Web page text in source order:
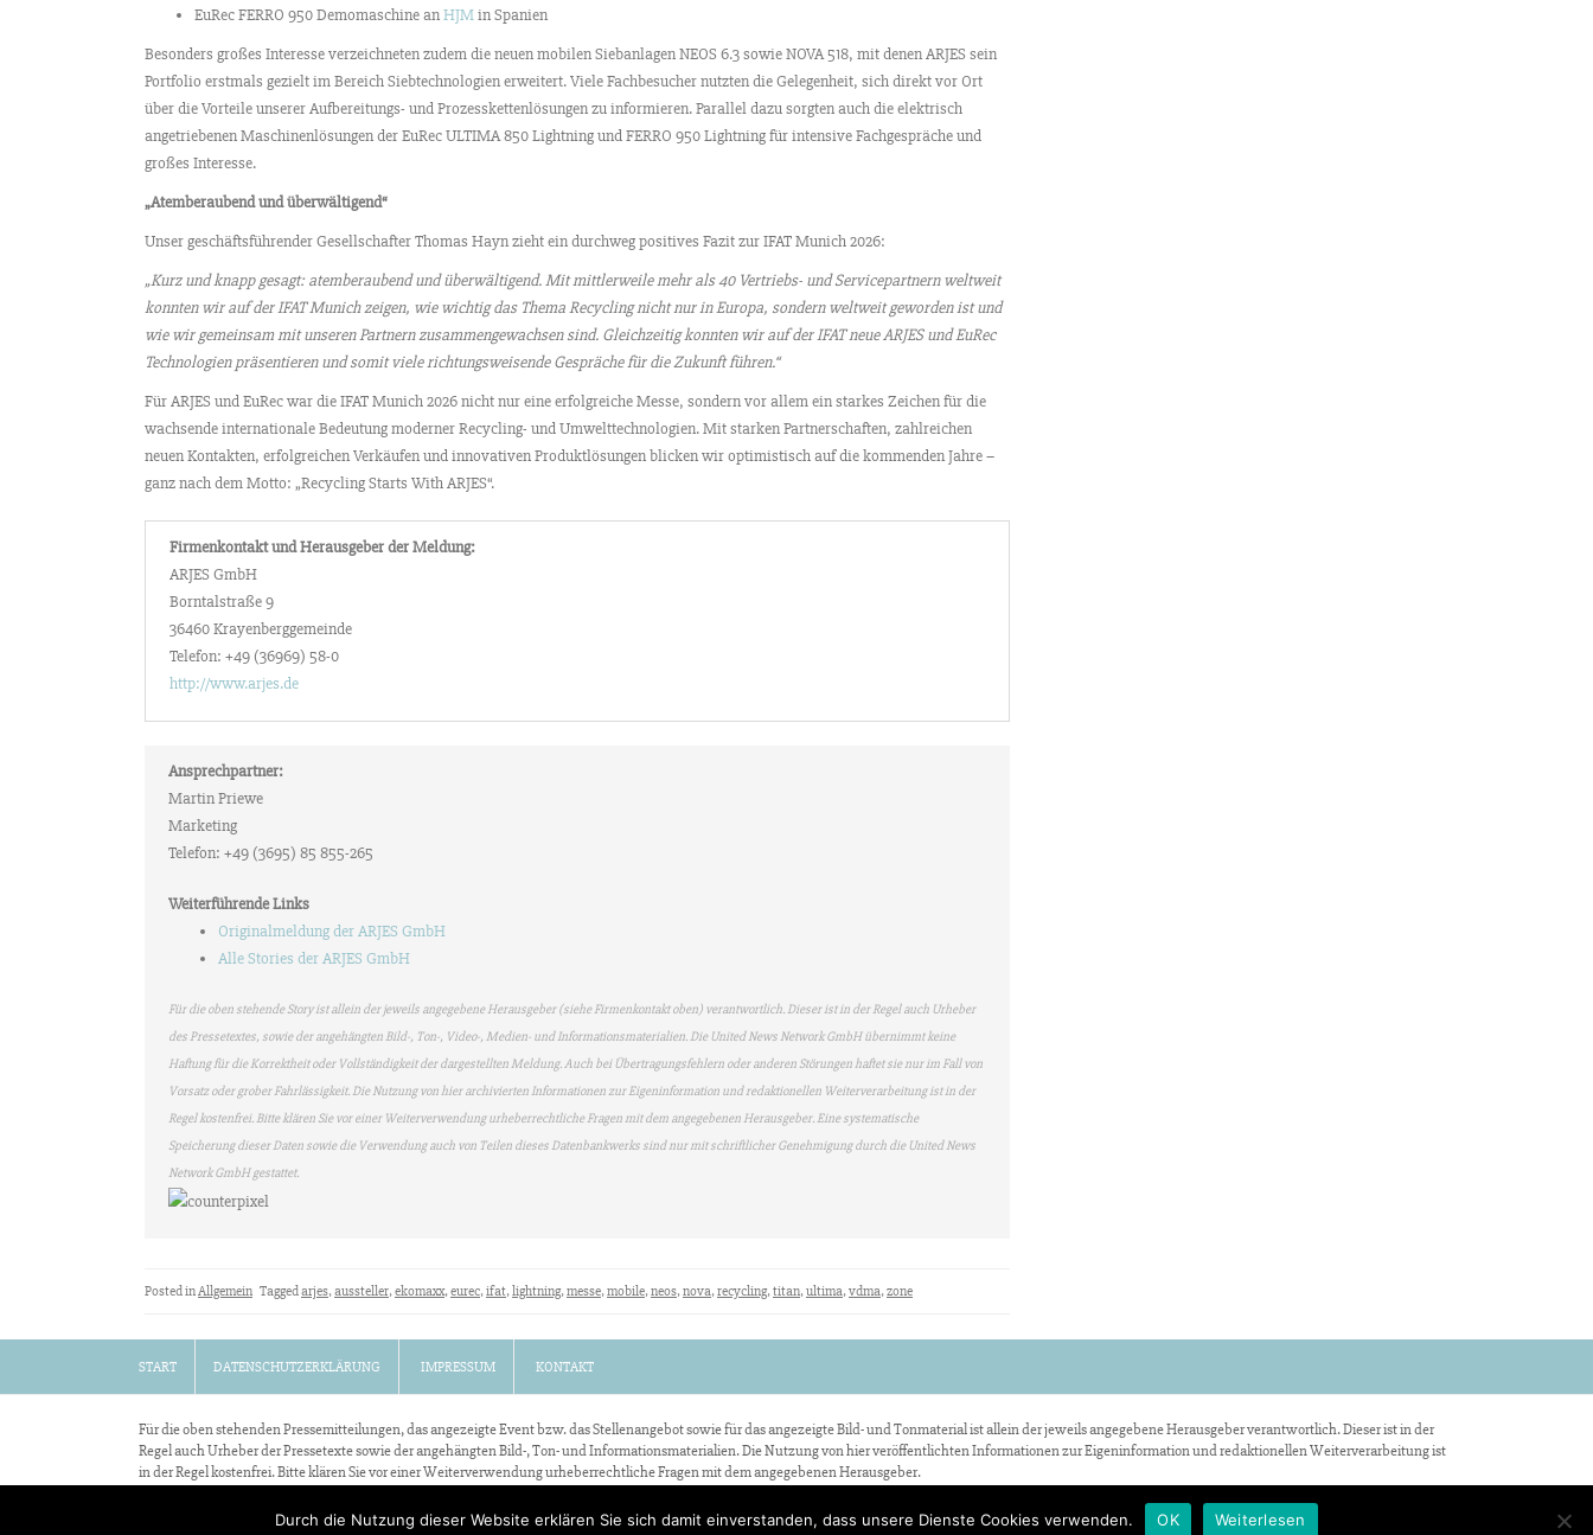
EuRec FERRO 950 Demomaschine anHJMin Spanien
Besonders großes Interesse verzeichneten zudem die neuen mobilen Siebanlagen NEOS 6.3 sowie NOVA 518, mit denen ARJES sein
Portfolio erstmals gezielt im Bereich Siebtechnologien erweitert. Viele Fachbesucher nutzten die Gelegenheit, sich direkt vor Ort
über die Vorteile unserer Aufbereitungs- und Prozesskettenlösungen zu informieren. Parallel dazu sorgten auch die elektrisch
angetriebenen Maschinenlösungen der EuRec ULTIMA 850 Lightning und FERRO 950 Lightning für intensive Fachgespräche und
großes Interesse.
„Atemberaubend und überwältigend“
Unser geschäftsführender Gesellschafter Thomas Hayn zieht ein durchweg positives Fazit zur IFAT Munich 2026:
„Kurz und knapp gesagt: atemberaubend und überwältigend. Mit mittlerweile mehr als 40 Vertriebs- und Servicepartnern weltweit
konnten wir auf der IFAT Munich zeigen, wie wichtig das Thema Recycling nicht nur in Europa, sondern weltweit geworden ist und
wie wir gemeinsam mit unseren Partnern zusammengewachsen sind. Gleichzeitig konnten wir auf der IFAT neue ARJES und EuRec
Technologien präsentieren und somit viele richtungsweisende Gespräche für die Zukunft führen.“
Für ARJES und EuRec war die IFAT Munich 2026 nicht nur eine erfolgreiche Messe, sondern vor allem ein starkes Zeichen für die
wachsende internationale Bedeutung moderner Recycling- und Umwelttechnologien. Mit starken Partnerschaften, zahlreichen
neuen Kontakten, erfolgreichen Verkäufen und innovativen Produktlösungen blicken wir optimistisch auf die kommenden Jahre –
ganz nach dem Motto: „Recycling Starts With ARJES“.
Firmenkontakt und Herausgeber der Meldung:
ARJES GmbH
Borntalstraße 9
36460 Krayenberggemeinde
Telefon: +49 (36969) 58-0
http://www.arjes.de
Ansprechpartner:
Martin Priewe
Marketing
Telefon: +49 (3695) 85 855-265
Weiterführende Links
Originalmeldung der ARJES GmbH
Alle Stories der ARJES GmbH
Für die oben stehende Story ist allein der jeweils angegebene Herausgeber (siehe Firmenkontakt oben) verantwortlich. Dieser ist in der Regel auch Urheber
des Pressetextes, sowie der angehängten Bild-, Ton-, Video-, Medien- und Informationsmaterialien. Die United News Network GmbH übernimmt keine
Haftung für die Korrektheit oder Vollständigkeit der dargestellten Meldung. Auch bei Übertragungsfehlern oder anderen Störungen haftet sie nur im Fall von
Vorsatz oder grober Fahrlässigkeit. Die Nutzung von hier archivierten Informationen zur Eigeninformation und redaktionellen Weiterverarbeitung ist in der
Regel kostenfrei. Bitte klären Sie vor einer Weiterverwendung urheberrechtliche Fragen mit dem angegebenen Herausgeber. Eine systematische
Speicherung dieser Daten sowie die Verwendung auch von Teilen dieses Datenbankwerks sind nur mit schriftlicher Genehmigung durch die United News
Network GmbH gestattet.
Posted inAllgemein Taggedarjes,aussteller,ekomaxx,eurec,ifat,lightning,messe,mobile,neos,nova,recycling,titan,ultima,vdma,zone
START DATENSCHUTZERKLÄRUNG IMPRESSUM KONTAKT
Für die oben stehenden Pressemitteilungen, das angezeigte Event bzw. das Stellenangebot sowie für das angezeigte Bild- und Tonmaterial ist allein der jeweils angegebene Herausgeber verantwortlich. Dieser ist in der
Regel auch Urheber der Pressetexte sowie der angehängten Bild-, Ton- und Informationsmaterialien. Die Nutzung von hier veröffentlichten Informationen zur Eigeninformation und redaktionellen Weiterverarbeitung ist
in der Regel kostenfrei. Bitte klären Sie vor einer Weiterverwendung urheberrechtliche Fragen mit dem angegebenen Herausgeber.
Alle Rechte vorbehalten.Durch die Nutzung dieser Website erklären Sie sich damit einverstanden, dass unsere Dienste Cookies verwenden. OK Weiterlesen